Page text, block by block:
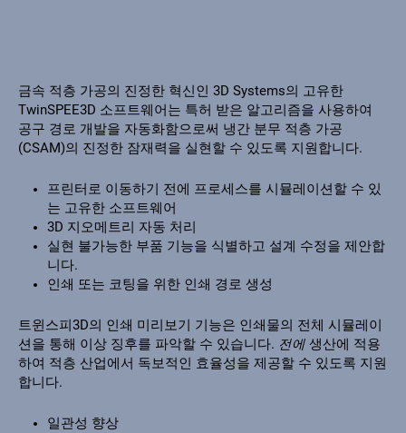
금속 적층 가공의 진정한 혁신인 3D Systems의 고유한
TwinSPEE3D 소프트웨어는 특허 받은 알고리즘을 사용하여
공구 경로 개발을 자동화함으로써 냉간 분무 적층 가공
(CSAM)의 진정한 잠재력을 실현할 수 있도록 지원합니다.
프린터로 이동하기 전에 프로세스를 시뮬레이션할 수 있
는 고유한 소프트웨어
3D 지오메트리 자동 처리
실현 불가능한 부품 기능을 식별하고 설계 수정을 제안합
니다.
인쇄 또는 코팅을 위한 인쇄 경로 생성
트윈스피3D의 인쇄 미리보기 기능은 인쇄물의 전체 시뮬레이
션을 통해 이상 징후를 파악할 수 있습니다. 전에 생산에 적용
하여 적층 산업에서 독보적인 효율성을 제공할 수 있도록 지원
합니다.
일관성 향상